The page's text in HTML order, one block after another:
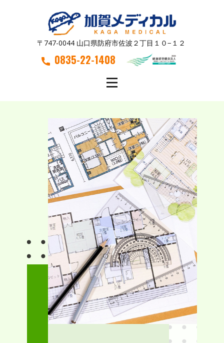
〒747-0044 山口県防府市佐波２丁目１０−１２
0835-22-1408